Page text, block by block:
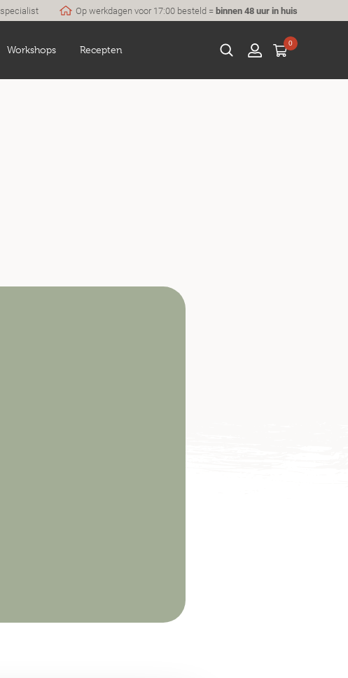
specialist Op werkdagen voor 17:00 besteld =binnen 48 uur in huis
Workshops Recepten
0